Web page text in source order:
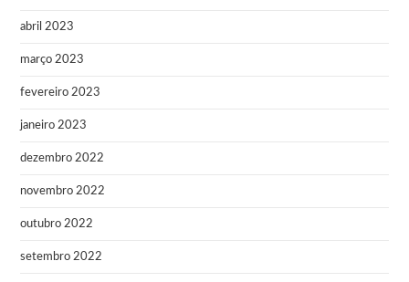
abril 2023
março 2023
fevereiro 2023
janeiro 2023
dezembro 2022
novembro 2022
outubro 2022
setembro 2022